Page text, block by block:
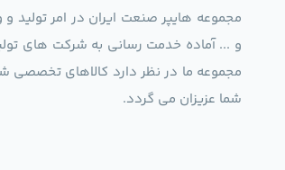
مجموعه هایپر صنعت ایران در امر تولید
و ... آماده خدمت رسانی به شرکت های
شما عزیزان می گردد.